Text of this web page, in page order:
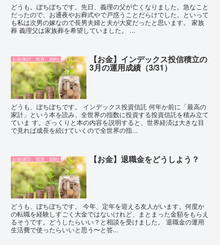
どうも。ぼちぼちです。先日、義理の父が亡くなりました。急なこと
だったので、お通夜やお葬式やで戸惑うことだらけでした。といって
も私は次男の嫁なので長男夫婦と夫が大変だったと思います。 家族
葬 義理父は家族葬を希望していました。 ...
お金(家計、投資、節約) 【お金】インデックス投信積立の
3月の運用成績（3/31）
どうも、ぼちぼちです。 インデックス投資信託 何年か前に「最高の
家計」という本を読み、全世界の指数に投資する投資信託を積み立て
ていま す。ざっくりと本の内容を説明すると、世界経済は大きな目
で見れば成長を続けていくので全世界の指...
お金(家計、投資、節約) 【お金】退職金をどうしよう？
どうも、ぼちぼちです。 今年、定年を迎える友人がいます。何度か
の転職を経験しすごく大金ではないけれど、まとまった金額をもらえ
るそうです。どうしたらいい？と相談を受けました。 退職金の運用
生活費で使ったらいいと思う〜と答...